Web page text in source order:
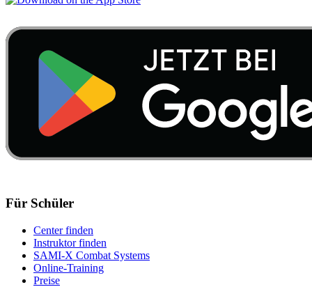
Für Schüler
Center finden
Instruktor finden
SAMI-X Combat Systems
Online-Training
Preise